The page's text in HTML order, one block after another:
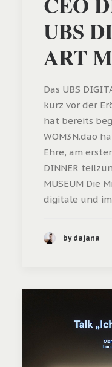
UBS
ART
Das UBS
kurz vor der
hat bereits
WOM3N.dao
Ehre, am
DINNER
MUSEUM Die
digitale und
by dajana